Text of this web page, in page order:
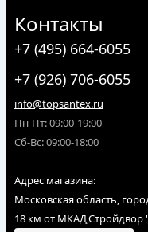
Контакты
+7 (495) 664-6055
+7 (926) 706-6055
info@topsantex.ru
Пн-Пт: 09:00-19:00
Сб-Вс: 09:00-18:00
Адрес магазина:
Московская область,
18 км от МКАД,Стройдвор